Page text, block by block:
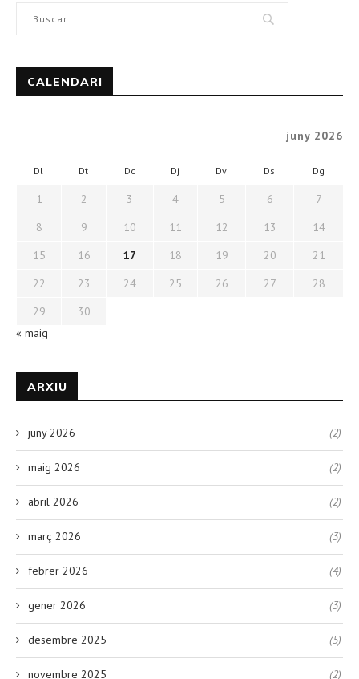
CALENDARI
juny 2026
Dl Dt Dc Dj Dv Ds Dg
1 2 3 4 5 6
7
8
9 10 11 12 13
14
15
16 17 18 19 20
21
22
23 24 25 26 27
28
29
30
« maig
ARXIU
juny 2026 (2)
maig 2026 (2)
abril 2026 (2)
març 2026 (3)
febrer 2026 (4)
gener 2026 (3)
desembre 2025 (5)
novembre 2025 (2)